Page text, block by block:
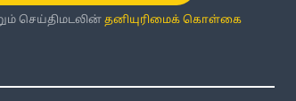
செய்திமடலின் தனியுரிமைக் கொள்கை